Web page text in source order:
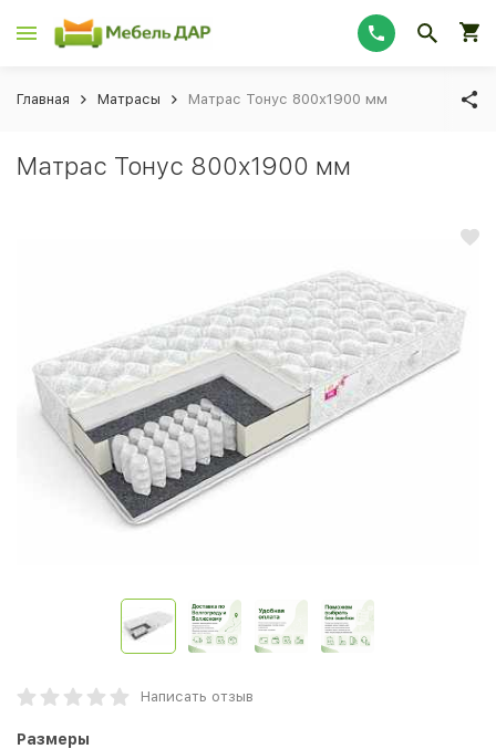
Главная Матрасы Матрас Тонус 800х1900 мм
Матрас Тонус 800х1900 мм
Написать отзыв
Размеры